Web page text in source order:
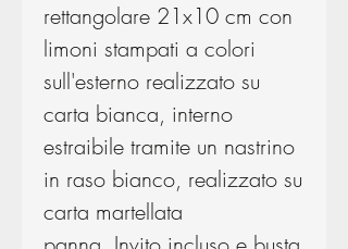
rettangolare 21x10 cm con
limoni stampati a colori
sull'esterno realizzato su
carta bianca, interno
estraibile tramite un nastrino
in raso bianco, realizzato su
carta martellata